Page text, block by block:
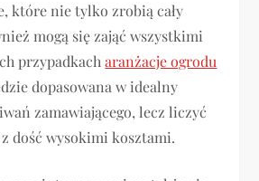
które nie tylko zrobią cały
mogą się zająć wszystkimi
przypadkacharanżacje ogrodu
dopasowana w idealny
zamawiającego, lecz liczyć
dość wysokimi kosztami.